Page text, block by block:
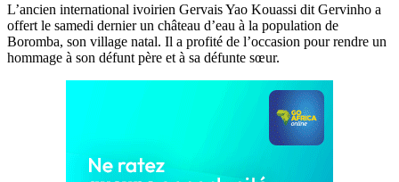
L’ancien international ivoirien Gervais Yao Kouassi dit Gervinho a
offert le samedi dernier un château d’eau à la population de
Boromba, son village natal. Il a profité de l’occasion pour rendre un
hommage à son défunt père et à sa défunte sœur.